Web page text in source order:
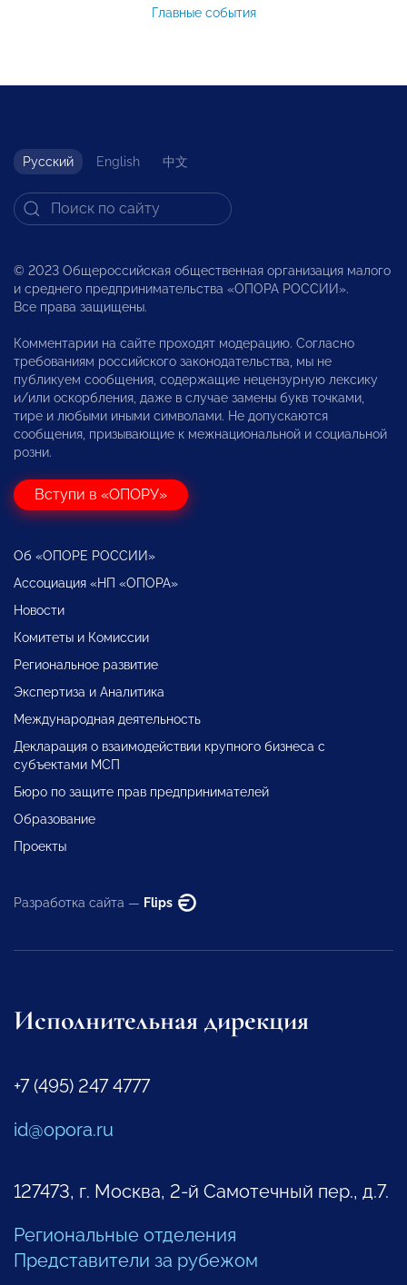
Главные события
Русский English 中文
© 2023 Общероссийская общественная организация малого
и среднего предпринимательства «ОПОРА РОССИИ».
Все права защищены.
Комментарии на сайте проходят модерацию. Согласно
требованиям российского законодательства, мы не
публикуем сообщения, содержащие нецензурную лексику
и/или оскорбления, даже в случае замены букв точками,
тире и любыми иными символами. Не допускаются
сообщения, призывающие к межнациональной и социальной
розни.
Вступи в «ОПОРУ»
Об «ОПОРЕ РОССИИ»
Ассоциация «НП «ОПОРА»
Новости
Комитеты и Комиссии
Региональное развитие
Экспертиза и Аналитика
Международная деятельность
Декларация о взаимодействии крупного бизнеса с
субъектами МСП
Бюро по защите прав предпринимателей
Образование
Проекты
Разработка сайта — Flips
Исполнительная дирекция
+7 (495) 247 4777
id@opora.ru
127473, г. Москва, 2-й Самотечный пер., д.7.
Региональные отделения
Представители за рубежом